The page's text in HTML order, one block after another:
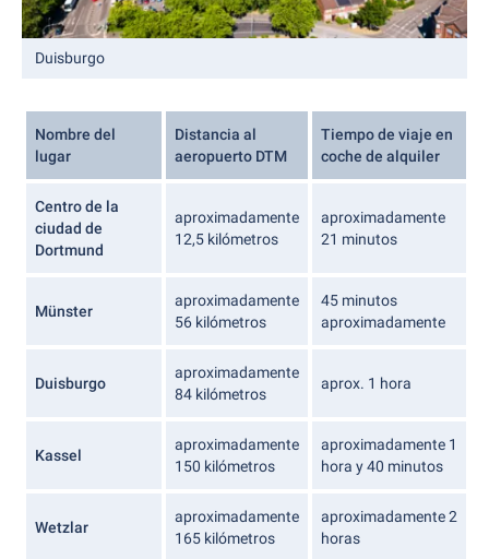
Duisburgo
Nombre del
lugar
Distancia al
aeropuerto DTM
Tiempo de viaje en
coche de alquiler
Centro de la
ciudad de
Dortmund
aproximadamente
12,5 kilómetros
aproximadamente
21 minutos
Münster
aproximadamente
56 kilómetros
45 minutos
aproximadamente
Duisburgo
aproximadamente
84 kilómetros
aprox. 1 hora
Kassel
aproximadamente
150 kilómetros
aproximadamente 1
hora y 40 minutos
Wetzlar
aproximadamente
165 kilómetros
aproximadamente 2
horas